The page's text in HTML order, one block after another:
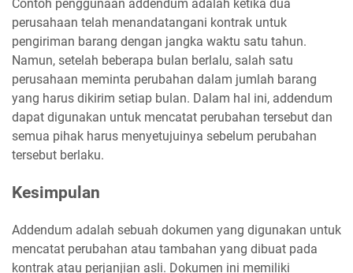
Contoh penggunaan addendum adalah ketika dua
perusahaan telah menandatangani kontrak untuk
pengiriman barang dengan jangka waktu satu tahun.
Namun, setelah beberapa bulan berlalu, salah satu
perusahaan meminta perubahan dalam jumlah barang
yang harus dikirim setiap bulan. Dalam hal ini, addendum
dapat digunakan untuk mencatat perubahan tersebut dan
semua pihak harus menyetujuinya sebelum perubahan
tersebut berlaku.
Kesimpulan
Addendum adalah sebuah dokumen yang digunakan untuk
mencatat perubahan atau tambahan yang dibuat pada
kontrak atau perjanjian asli. Dokumen ini memiliki